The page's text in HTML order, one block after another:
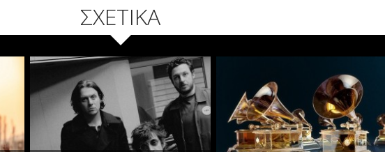
ΣΧΕΤΙΚΑ